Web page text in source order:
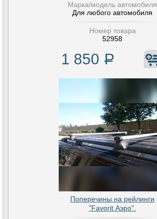
Марка/модель автомобиля
Для любого автомобиля
Номер товара
52958
1 850 Р
Поперечины на рейлинги
"Favorit Аэро".